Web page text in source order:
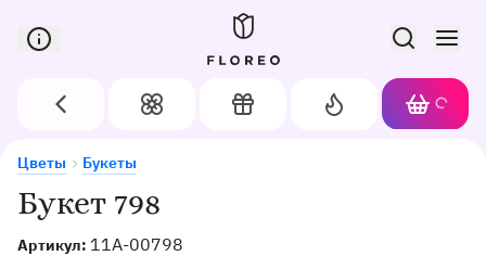
Сервис доставки цветов в Орле
Назад Цветы Подарки
Акции
Корзина
Букет 798
Артикул: 11A-00798
Цветы Букеты
Букет 798